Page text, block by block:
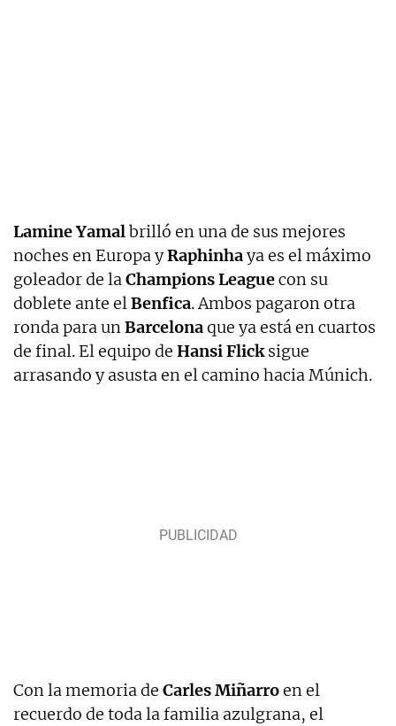
Lamine Yamalbrilló en una de sus mejores
noches en Europa yRaphinhaya es el máximo
goleador de laChampions Leaguecon su
doblete ante elBenfica. Ambos pagaron otra
ronda para unBarcelonaque ya está en cuartos
de final. El equipo de Hansi Flicksigue
arrasando y asusta en el camino hacia Múnich.
Con la memoria de Carles Miñarroen el
recuerdo de toda la familia azulgrana, el